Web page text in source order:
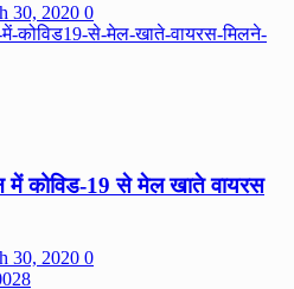
30, 2020 0
में कोविड-19 से मेल खाते वायरस
30, 2020 0